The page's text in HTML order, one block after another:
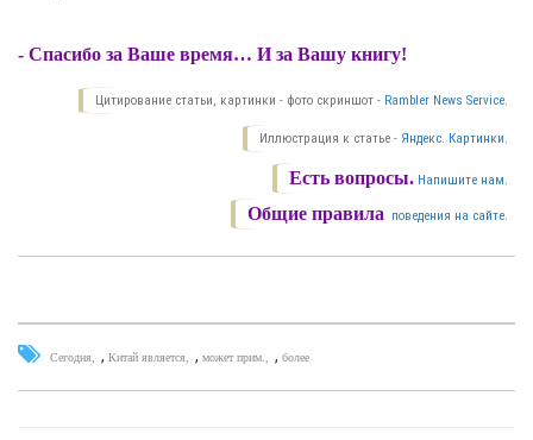
- Спасибо за Ваше время… И за Bашу книгу!
Цитирование статьи, картинки - фото скриншот - Rambler News Service.
Иллюстрация к статье - Яндекс. Картинки.
Есть вопросы. Напишите нам.
Общие правила поведения на сайте.
Сегодня , Китай является , может прим. , более